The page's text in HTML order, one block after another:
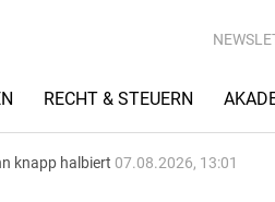
RECHT & STEUERN
knapp halbiert 07.08.2026, 13:01